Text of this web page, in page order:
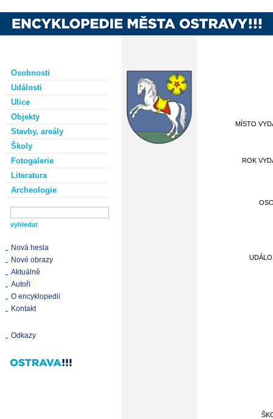
Osobnosti
Události
Ulice
Objekty
Stavby, areály
Školy
Fotogalerie
Literatura
Archeologie
Nová hesla
Nové obrazy
Aktuálně
Autoři
O encyklopedii
Kontakt
Odkazy
MÍSTO
ROK